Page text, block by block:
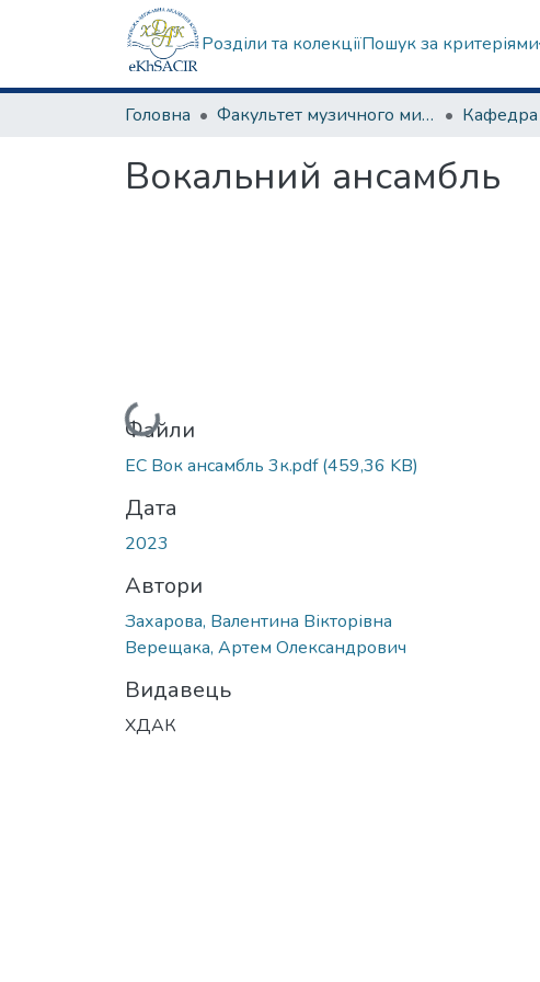
Розділи та колекціїПошук за критеріями
Головна Факультет музичного мистецтва
Вокальний ансамбль
Вантажиться...
Файли
ЕС Вок ансамбль 3к.pdf(459,36 KB)
Дата
2023
Автори
Захарова, Валентина Вікторівна
Верещака, Артем Олександрович
Видавець
ХДАК